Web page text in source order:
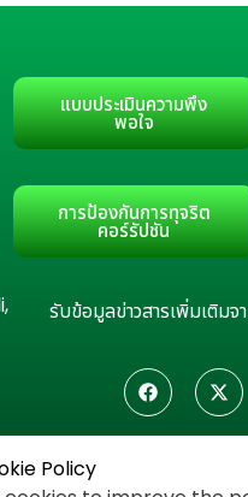
แบบประเมินความพึง
พอใจ
การป้องกันการทุจริต
คอร์รัปชัน
รับข้อมูลข่าวสารเพิ่มเติม
Policy